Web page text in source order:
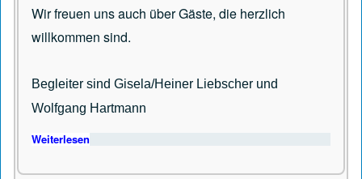
Wir freuen uns auch über Gäste, die herzlich
willkommen sind.
Begleiter sind Gisela/Heiner Liebscher und
Wolfgang Hartmann
Weiterlesen